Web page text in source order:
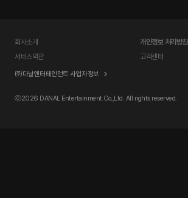
회사소개
개인정보 처리방침
서비스약관
고객센터
㈜다날엔터테인먼트 사업자정보
ⓒ2026 DANAL Entertainment.Co.,Ltd. All rights reserved.